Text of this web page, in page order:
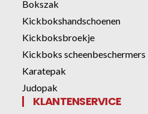
Bokszak
Kickbokshandschoenen
Kickboksbroekje
Kickboks scheenbeschermers
Karatepak
Judopak
KLANTENSERVICE